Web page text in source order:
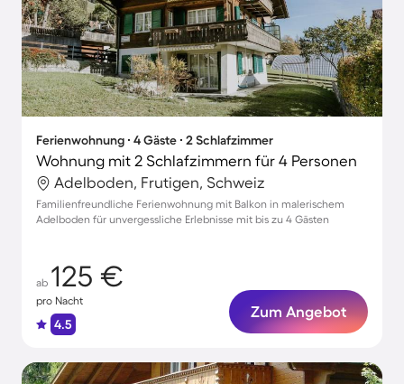
Ferienwohnung ∙ 4 Gäste ∙ 2 Schlafzimmer
Wohnung mit 2 Schlafzimmern für 4 Personen
Adelboden, Frutigen, Schweiz
Familienfreundliche Ferienwohnung mit Balkon in malerischem
Adelboden für unvergessliche Erlebnisse mit bis zu 4 Gästen
ab 125 €
pro Nacht
4.5
Zum Angebot